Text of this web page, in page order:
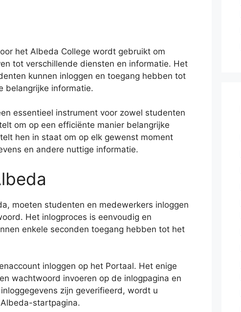
het Albeda College wordt gebruikt om
tot verschillende diensten en informatie. Het
kunnen inloggen en toegang hebben tot
belangrijke informatie.
essentieel instrument voor zowel studenten
om op een efficiënte manier belangrijke
hen in staat om op elk gewenst moment
en andere nuttige informatie.
moeten studenten en medewerkers inloggen
Het inlogproces is eenvoudig en
enkele seconden toegang hebben tot het
inloggen op het Portaal. Het enige
wachtwoord invoeren op de inlogpagina en
zijn geverifieerd, wordt u
startpagina.